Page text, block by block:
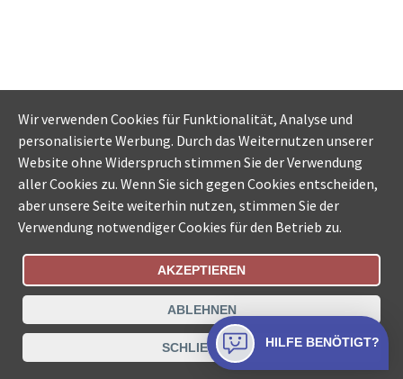
Bestellungsstatus Ämtersuche der Schweiz
Datenschutz Impressum Nutzungsbestimmungen
Kontakt
Wir verwenden Cookies für Funktionalität, Analyse und
personalisierte Werbung. Durch das Weiternutzen unserer
Website ohne Widerspruch stimmen Sie der Verwendung
aller Cookies zu. Wenn Sie sich gegen Cookies entscheiden,
aber unsere Seite weiterhin nutzen, stimmen Sie der
Verwendung notwendiger Cookies für den Betrieb zu.
AKZEPTIEREN
ABLEHNEN
SCHLIESSEN HILFE BENÖTIGT?